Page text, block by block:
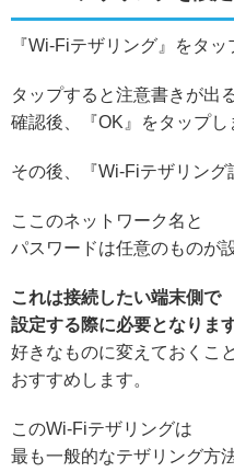
『Wi-Fiテザリング』をタッ
タップすると注意書きが出
確認後、『OK』をタップし
その後、『Wi-Fiテザリング
ここのネットワーク名と
パスワードは任意のものが
これは接続したい端末側で
設定する際に必要となりま
好きなものに変えておくこ
おすすめします。
このWi-Fiテザリングは
最も一般的なテザリング方